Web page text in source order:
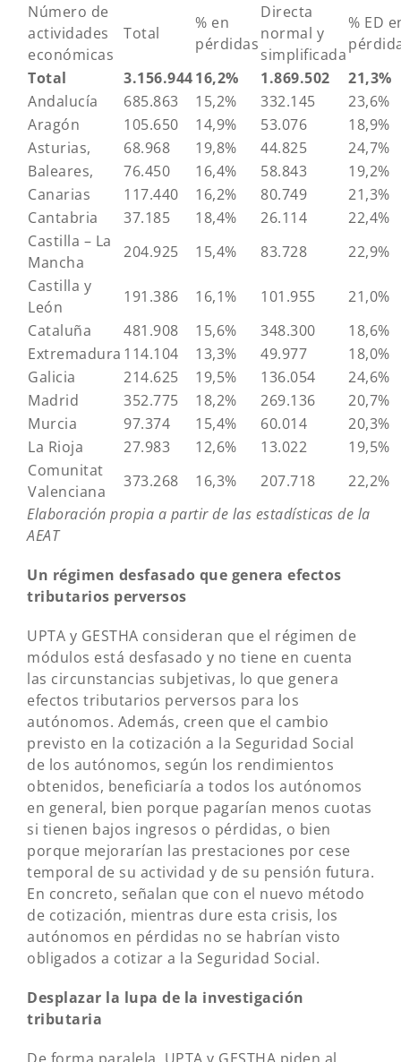
Número de
actividades
económicas
Total
% en
pérdidas
Directa
normal y
simplificada
% ED
Total
3.156.94416,2% 1.869.502
21,3%
Andalucía
685.863 15,2% 332.145
23,6%
Aragón
105.650 14,9% 53.076
18,9%
Asturias,
68.968 19,8% 44.825
24,7%
Baleares,
76.450 16,4% 58.843
19,2%
Canarias
117.440 16,2% 80.749
21,3%
Cantabria
37.185 18,4% 26.114
22,4%
Castilla – La
Mancha
204.925 15,4% 83.728
22,9%
Castilla y
León
191.386 16,1% 101.955
21,0%
Cataluña
481.908 15,6% 348.300
18,6%
Extremadura 114.104 13,3% 49.977
18,0%
Galicia
214.625 19,5% 136.054
24,6%
Madrid
352.775 18,2% 269.136
20,7%
Murcia
97.374 15,4% 60.014
20,3%
La Rioja
27.983 12,6% 13.022
19,5%
Comunitat
Valenciana
373.268 16,3% 207.718
22,2%
Elaboración propia a partir de las estadísticas de la
AEAT
Un régimen desfasado que genera efectos
tributarios perversos
UPTA y GESTHA consideran que el régimen de
módulos está desfasado y no tiene en cuenta
las circunstancias subjetivas, lo que genera
efectos tributarios perversos para los
autónomos. Además, creen que el cambio
previsto en la cotización a la Seguridad Social
de los autónomos, según los rendimientos
obtenidos, beneficiaría a todos los autónomos
en general, bien porque pagarían menos cuotas
si tienen bajos ingresos o pérdidas, o bien
porque mejorarían las prestaciones por cese
temporal de su actividad y de su pensión futura.
En concreto, señalan que con el nuevo método
de cotización, mientras dure esta crisis, los
autónomos en pérdidas no se habrían visto
obligados a cotizar a la Seguridad Social.
Desplazar la lupa de la investigación
tributaria